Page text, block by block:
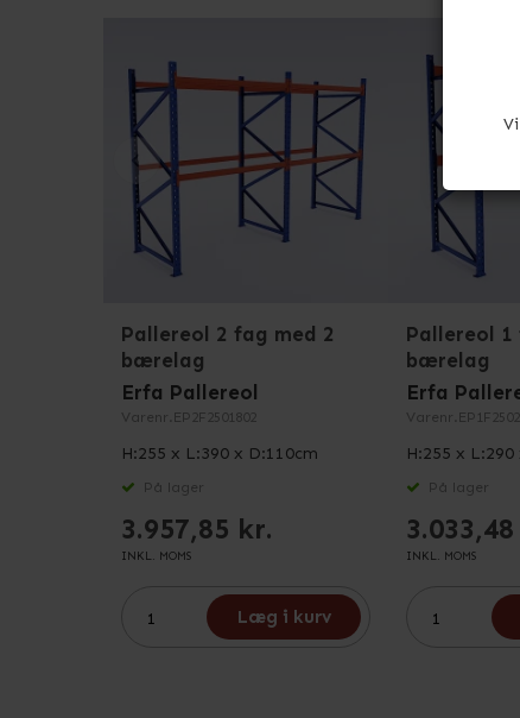
Pallereol 2 fag med 2
bærelag
Erfa Pallereol
Varenr. EP2F2501802
H:255 x L:390 x D:110cm
På lager
3.957,85 kr.
INKL. MOMS
Læg i kurv
Pallereol 1
bærelag
Erfa
Varenr.
H:255 x
På lager
INKL. MOMS